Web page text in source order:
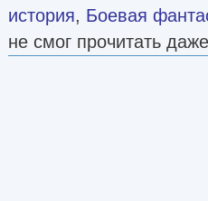
история, Боевая
не смог прочитать